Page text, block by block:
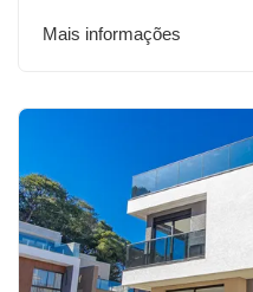
Mais informações